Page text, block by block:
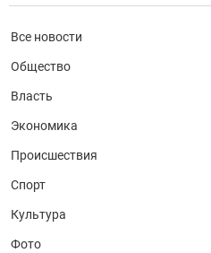
Все новости
Общество
Власть
Экономика
Происшествия
Спорт
Культура
Фото